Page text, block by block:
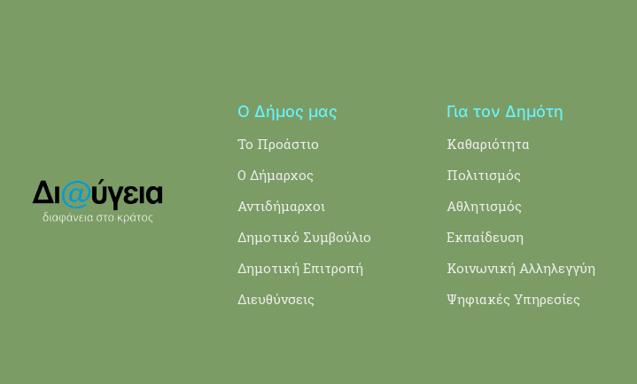
Ο Δήμος μας
Το Προάστιο
Ο Δήμαρχος
Αντιδήμαρχοι
Δημοτικό Συμβούλιο
Δημοτική Επιτροπή
Διευθύνσεις
Για τον Δημότη
Καθαριότητα
Πολιτισμός
Αθλητισμός
Εκπαίδευση
Κοινωνική Αλληλεγγύη
Ψηφιακές Υπηρεσίες